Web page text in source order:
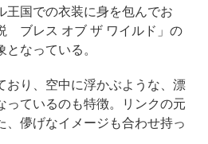
王国での衣装に身を包んでお
ブレス オブ ザ ワイルド」の
なっている。
り、空中に浮かぶような、漂
っているのも特徴。リンクの元
、儚げなイメージも合わせ持っ